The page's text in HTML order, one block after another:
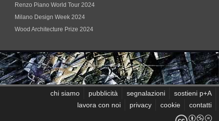
Renzo Piano World Tour 2024
Milano Design Week 2024
Wood Architecture Prize 2024
chi siamo pubblicità segnalazioni
sostieni p+A
lavora con noi
privacy cookie contatti